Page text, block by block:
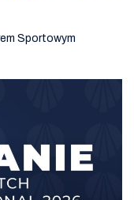
Sportowym